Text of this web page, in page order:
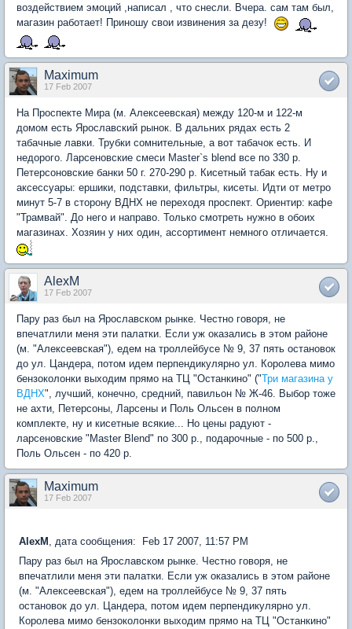
воздействием эмоций ,написал , что снесли. Вчера. сам там был,
магазин работает! Приношу свои извинения за дезу!
Maximum
17 Feb 2007
На Проспекте Мира (м. Алексеевская) между 120-м и 122-м
домом есть Ярославский рынок. В дальних рядах есть 2
табачные лавки. Трубки сомнительные, а вот табачок есть. И
недорого. Ларсеновские смеси Master`s blend все по 330 р.
Петерсоновские банки 50 г. 270-290 р. Кисетный табак есть. Ну и
аксессуары: ершики, подставки, фильтры, кисеты. Идти от метро
минут 5-7 в сторону ВДНХ не переходя проспект. Ориентир: кафе
"Трамвай". До него и направо. Только смотреть нужно в обоих
магазинах. Хозяин у них один, ассортимент немного отличается.
AlexM
17 Feb 2007
Пару раз был на Ярославском рынке. Честно говоря, не
впечатлили меня эти палатки. Если уж оказались в этом районе
(м. "Алексеевская"), едем на троллейбусе № 9, 37 пять остановок
до ул. Цандера, потом идем перпендикулярно ул. Королева мимо
бензоколонки выходим прямо на ТЦ "Останкино" ("Три магазина у
ВДНХ", лучший, конечно, средний, павильон № Ж-46. Выбор тоже
не ахти, Петерсоны, Ларсены и Поль Ольсен в полном
комплекте, ну и кисетные всякие... Но цены радуют -
ларсеновские "Master Blend" по 300 р., подарочные - по 500 р.,
Поль Ольсен - по 420 р.
Maximum
17 Feb 2007
AlexM , дата сообщения: Feb 17 2007, 11:57 PM
Пару раз был на Ярославском рынке. Честно говоря, не
впечатлили меня эти палатки. Если уж оказались в этом районе
(м. "Алексеевская"), едем на троллейбусе № 9, 37 пять
остановок до ул. Цандера, потом идем перпендикулярно ул.
Королева мимо бензоколонки выходим прямо на ТЦ "Останкино"